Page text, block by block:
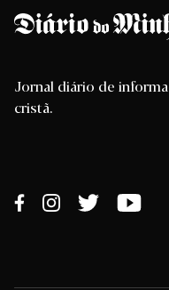
Jornal diário de
cristã.